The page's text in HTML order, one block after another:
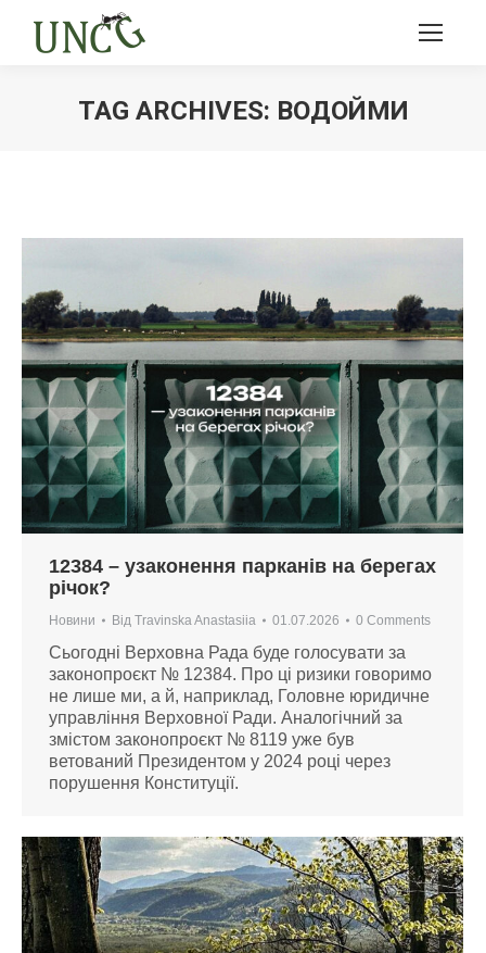
TAG ARCHIVES: ВОДОЙМИ
12384 – узаконення парканів на берегах
річок?
Новини Від Travinska Anastasiia 01.07.2026 0 Comments
Сьогодні Верховна Рада буде голосувати за
законопроєкт № 12384. Про ці ризики говоримо
не лише ми, а й, наприклад, Головне юридичне
управління Верховної Ради. Аналогічний за
змістом законопроєкт № 8119 уже був
ветований Президентом у 2024 році через
порушення Конституції.